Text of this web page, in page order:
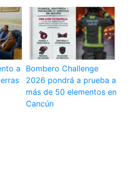
a
Bombero Challenge
2026 pondrá a prueba a
más de 50 elementos en
Cancún